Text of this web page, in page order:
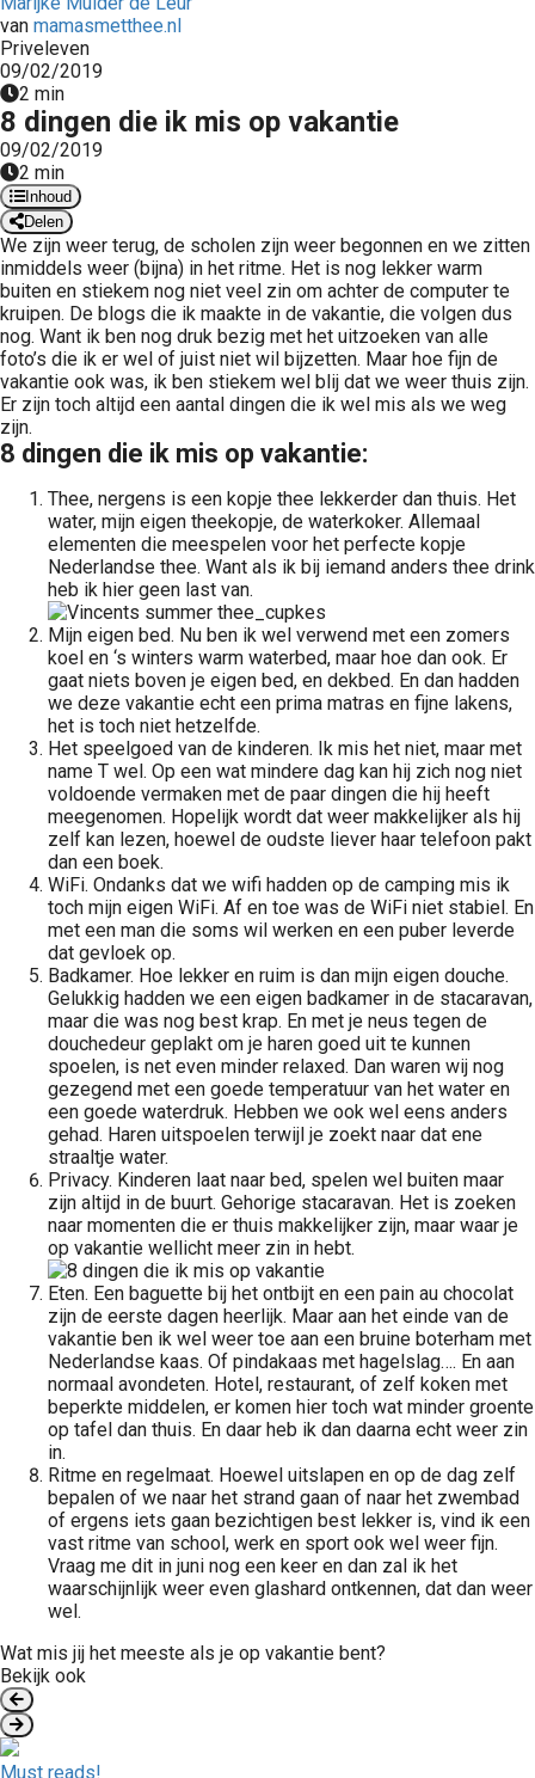
van mamasmetthee.nl
Priveleven
09/02/2019
2 min
8 dingen die ik mis op vakantie
09/02/2019
2 min
Inhoud
Delen
We zijn weer terug, de scholen zijn weer begonnen en we zitten
inmiddels weer (bijna) in het ritme. Het is nog lekker warm
buiten en stiekem nog niet veel zin om achter de computer te
kruipen. De blogs die ik maakte in de vakantie, die volgen dus
nog. Want ik ben nog druk bezig met het uitzoeken van alle
foto’s die ik er wel of juist niet wil bijzetten. Maar hoe fijn de
vakantie ook was, ik ben stiekem wel blij dat we weer thuis zijn.
Er zijn toch altijd een aantal dingen die ik wel mis als we weg
zijn.
8 dingen die ik mis op vakantie:
Thee, nergens is een kopje thee lekkerder dan thuis. Het
water, mijn eigen theekopje, de waterkoker. Allemaal
elementen die meespelen voor het perfecte kopje
Nederlandse thee. Want als ik bij iemand anders thee drink
heb ik hier geen last van.
Mijn eigen bed. Nu ben ik wel verwend met een zomers
koel en ‘s winters warm waterbed, maar hoe dan ook. Er
gaat niets boven je eigen bed, en dekbed. En dan hadden
we deze vakantie echt een prima matras en fijne lakens,
het is toch niet hetzelfde.
Het speelgoed van de kinderen. Ik mis het niet, maar met
name T wel. Op een wat mindere dag kan hij zich nog niet
voldoende vermaken met de paar dingen die hij heeft
meegenomen. Hopelijk wordt dat weer makkelijker als hij
zelf kan lezen, hoewel de oudste liever haar telefoon pakt
dan een boek.
WiFi. Ondanks dat we wifi hadden op de camping mis ik
toch mijn eigen WiFi. Af en toe was de WiFi niet stabiel. En
met een man die soms wil werken en een puber leverde
dat gevloek op.
Badkamer. Hoe lekker en ruim is dan mijn eigen douche.
Gelukkig hadden we een eigen badkamer in de stacaravan,
maar die was nog best krap. En met je neus tegen de
douchedeur geplakt om je haren goed uit te kunnen
spoelen, is net even minder relaxed. Dan waren wij nog
gezegend met een goede temperatuur van het water en
een goede waterdruk. Hebben we ook wel eens anders
gehad. Haren uitspoelen terwijl je zoekt naar dat ene
straaltje water.
Privacy. Kinderen laat naar bed, spelen wel buiten maar
zijn altijd in de buurt. Gehorige stacaravan. Het is zoeken
naar momenten die er thuis makkelijker zijn, maar waar je
op vakantie wellicht meer zin in hebt.
Eten. Een baguette bij het ontbijt en een pain au chocolat
zijn de eerste dagen heerlijk. Maar aan het einde van de
vakantie ben ik wel weer toe aan een bruine boterham met
Nederlandse kaas. Of pindakaas met hagelslag…. En aan
normaal avondeten. Hotel, restaurant, of zelf koken met
beperkte middelen, er komen hier toch wat minder groente
op tafel dan thuis. En daar heb ik dan daarna echt weer zin
in.
Ritme en regelmaat. Hoewel uitslapen en op de dag zelf
bepalen of we naar het strand gaan of naar het zwembad
of ergens iets gaan bezichtigen best lekker is, vind ik een
vast ritme van school, werk en sport ook wel weer fijn.
Vraag me dit in juni nog een keer en dan zal ik het
waarschijnlijk weer even glashard ontkennen, dat dan weer
wel.
Wat mis jij het meeste als je op vakantie bent?
Bekijk ook
Must reads!
de
Hierdoor
website-
van